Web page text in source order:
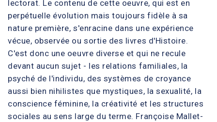
lectorat. Le contenu de cette oeuvre, qui est en
perpétuelle évolution mais toujours fidèle à sa
nature première, s'enracine dans une expérience
vécue, observée ou sortie des livres d'Histoire.
C'est donc une oeuvre diverse et qui ne recule
devant aucun sujet - les relations familiales, la
psyché de l'individu, des systèmes de croyance
aussi bien nihilistes que mystiques, la sexualité, la
conscience féminine, la créativité et les structures
sociales au sens large du terme. Françoise Mallet-